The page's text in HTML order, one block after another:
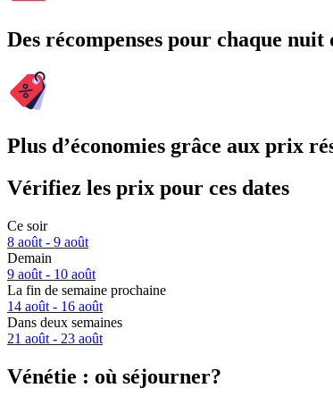
Des récompenses pour chaque
Plus d’économies grâce aux prix
Vérifiez les prix pour ces dates
Ce soir
8 août - 9 août
Demain
9 août - 10 août
La fin de semaine prochaine
14 août - 16 août
Dans deux semaines
21 août - 23 août
Vénétie : où séjourner?